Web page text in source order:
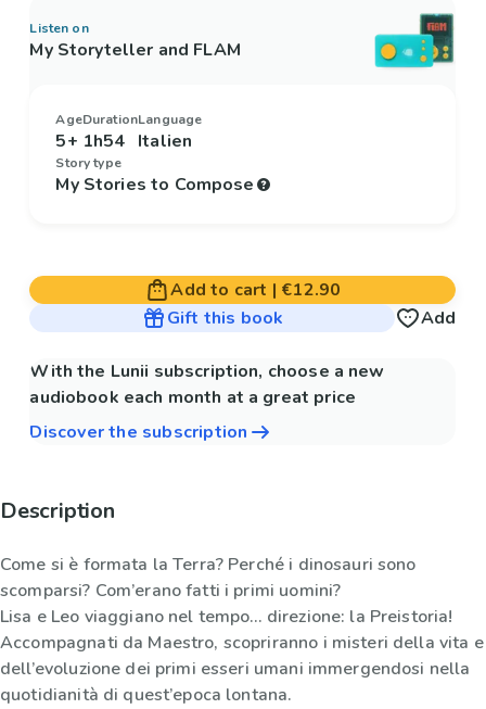
Listen on
My Storyteller and FLAM
Age
5+
Duration
1h54
Language
Italien
Story type
My Stories to Compose
Add to cart | €12.90
Gift this book
Add
With the Lunii subscription, choose a new
audiobook each month at a great price
Discover the subscription
Description
Come si è formata la Terra? Perché i dinosauri sono
scomparsi? Com’erano fatti i primi uomini?
Lisa e Leo viaggiano nel tempo… direzione: la Preistoria!
Accompagnati da Maestro, scopriranno i misteri della vita e
dell’evoluzione dei primi esseri umani immergendosi nella
quotidianità di quest’epoca lontana.